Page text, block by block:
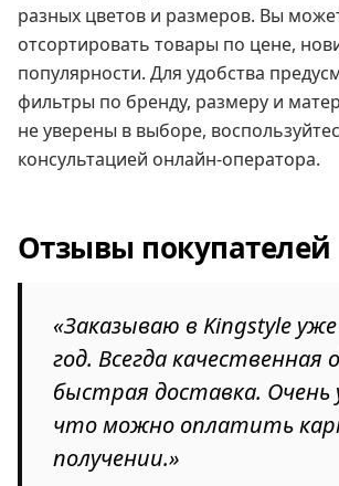
разных цветов и размеров. Вы
отсортировать товары по цене,
популярности. Для удобства
фильтры по бренду, размеру и
не уверены в выборе,
консультацией онлайн-оператора.
Отзывы покупателей
«Заказываю в Kingstyle
год. Всегда качественная
быстрая доставка. Очень
что можно оплатить
получении.»